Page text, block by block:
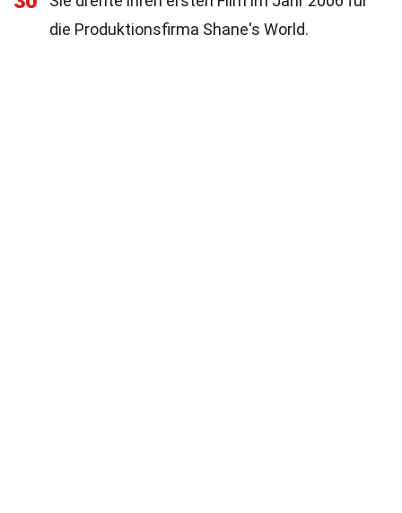
die Produktionsfirma Shane's World.